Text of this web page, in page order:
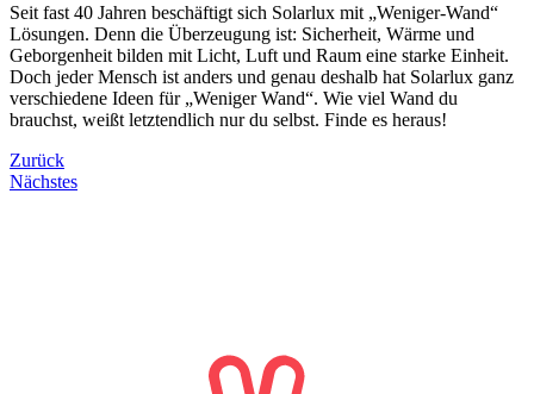
Seit fast 40 Jahren beschäftigt sich Solarlux mit „Weniger-Wand“
Lösungen. Denn die Überzeugung ist: Sicherheit, Wärme und
Geborgenheit bilden mit Licht, Luft und Raum eine starke Einheit.
Doch jeder Mensch ist anders und genau deshalb hat Solarlux ganz
verschiedene Ideen für „Weniger Wand“. Wie viel Wand du
brauchst, weißt letztendlich nur du selbst. Finde es heraus!
Zurück
Nächstes